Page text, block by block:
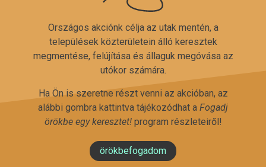
Országos akciónk célja az utak mentén, a
települések közterületein álló keresztek
megmentése, felújítása és állaguk megóvása az
utókor számára.
Ha Ön is szeretne részt venni az akcióban, az
alábbi gombra kattintva tájékozódhat a Fogadj
örökbe egy keresztet!program részleteiről!
örökbefogadom